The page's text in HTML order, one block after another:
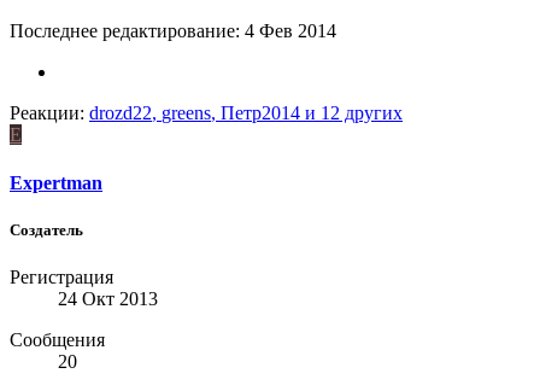
Последнее редактирование: 4 Фев 2014
Реакции: drozd22, greens, Петр2014 и 12 других
E
Expertman
Создатель
Регистрация
24 Окт 2013
Сообщения
20